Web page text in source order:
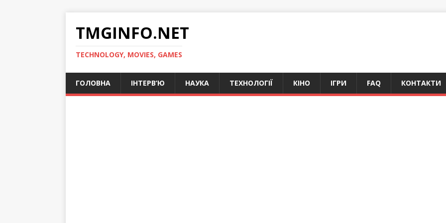
TMGINFO.NET
ТECHNOLOGY, MOVIES, GAMES
ГОЛОВНА ІНТЕРВ’Ю НАУКА ТЕХНОЛОГІЇ КІНО ІГРИ FAQ КОНТАКТИ